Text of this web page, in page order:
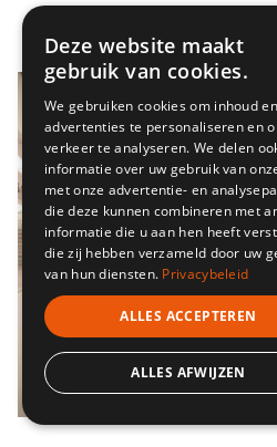
Klik op een afbeelding
Deze website maakt
gebruik van cookies.
We gebruiken cookies om inhoud en
advertenties te personaliseren en
verkeer te analyseren. We delen
informatie over uw gebruik van
met onze advertentie- en
die deze kunnen combineren met
informatie die u aan hen heeft
die zij hebben verzameld door uw
van hun diensten. Privacybeleid
ALLES ACCEPTEREN
ALLES AFWIJZEN